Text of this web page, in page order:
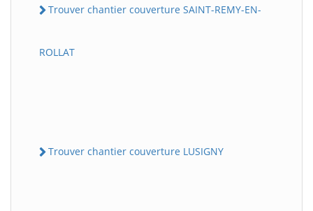
Trouver chantier couverture SAINT-REMY-EN-
ROLLAT
Trouver chantier couverture LUSIGNY